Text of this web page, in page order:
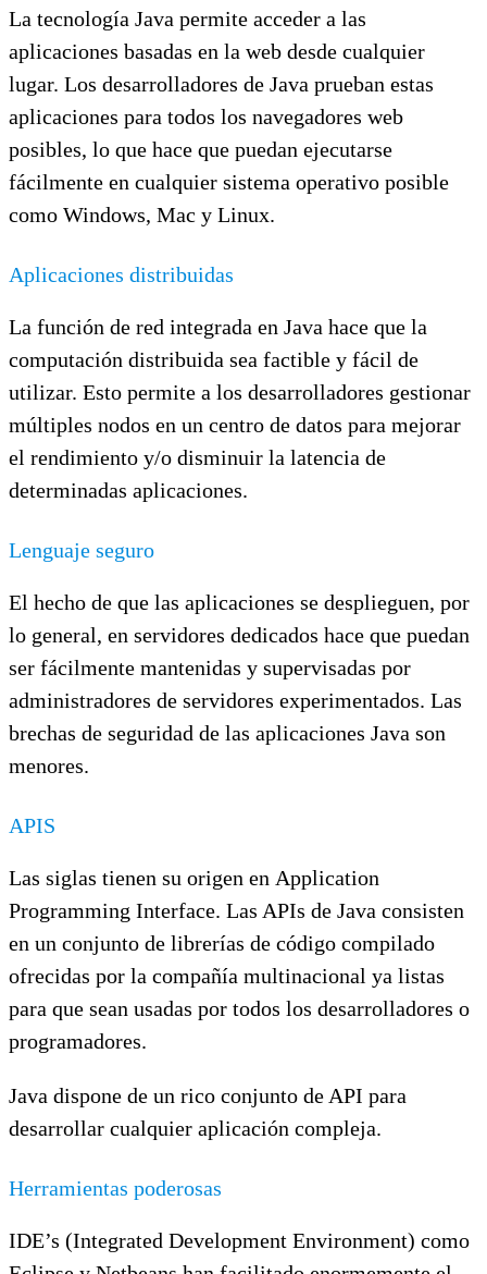
La tecnología Java permite acceder a las
aplicaciones basadas en la web desde cualquier
lugar. Los desarrolladores de Java prueban estas
aplicaciones para todos los navegadores web
posibles, lo que hace que puedan ejecutarse
fácilmente en cualquier sistema operativo posible
como Windows, Mac y Linux.
Aplicaciones distribuidas
La función de red integrada en Java hace que la
computación distribuida sea factible y fácil de
utilizar. Esto permite a los desarrolladores gestionar
múltiples nodos en un centro de datos para mejorar
el rendimiento y/o disminuir la latencia de
determinadas aplicaciones.
Lenguaje seguro
El hecho de que las aplicaciones se desplieguen, por
lo general, en servidores dedicados hace que puedan
ser fácilmente mantenidas y supervisadas por
administradores de servidores experimentados. Las
brechas de seguridad de las aplicaciones Java son
menores.
APIS
Las siglas tienen su origen en Application
Programming Interface. Las APIs de Java consisten
en un conjunto de librerías de código compilado
ofrecidas por la compañía multinacional ya listas
para que sean usadas por todos los desarrolladores o
programadores.
Java dispone de un rico conjunto de API para
desarrollar cualquier aplicación compleja.
Herramientas poderosas
IDE’s (Integrated Development Environment) como